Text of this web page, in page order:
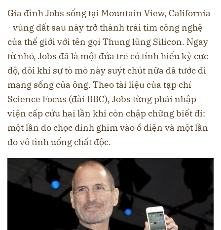
Gia đình Jobs sống tại Mountain View, California
- vùng đất sau này trở thành trái tim công nghệ
của thế giới với tên gọi Thung lũng Silicon. Ngay
từ nhỏ, Jobs đã là một đứa trẻ có tính hiếu kỳ cực
độ, đôi khi sự tò mò này suýt chút nữa đã tước đi
mạng sống của ông. Theo tài liệu của tạp chí
Science Focus (đài BBC), Jobs từng phải nhập
viện cấp cứu hai lần khi còn chập chững biết đi:
một lần do chọc đinh ghim vào ổ điện và một lần
do vô tình uống chất độc.